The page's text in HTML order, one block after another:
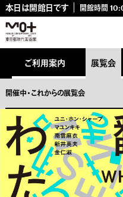
本日は開館日です 開館時間
ご利用案内 展覧会
開催中・これからの展覧会